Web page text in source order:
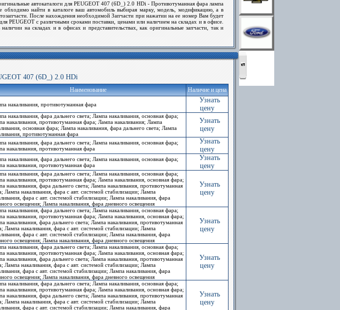
автокаталоги для PEUGEOT 407 (6D_) 2.0 HDi - Противотуманная фара лампа
найти в каталоге ваш автомобиль выбирая марку, модель, модификацию, а в
После нахождения необходимойЗапчастипри нажатии на ее номер Вам будет
PEUGEOTс различными сроками поставки, ценами или наличием на складах и в офисе.
на складах и в офисах и представительствах, как оригинальные запчасти, так и
407 (6D_) 2.0 HDi
Наименование Наличие и цена
накаливания, противотуманная фара
Узнать
цену
накаливания, фара дальнего света; Лампа накаливания, основная фара;
накаливания, противотуманная фара; Лампа накаливания; Лампа
основная фара; Лампа накаливания, фара дальнего света; Лампа
противотуманная фара
Узнать
цену
накаливания, фара дальнего света; Лампа накаливания, основная фара;
накаливания, противотуманная фара
Узнать
цену
накаливания, фара дальнего света; Лампа накаливания, основная фара;
накаливания, противотуманная фара
Узнать
цену
накаливания, фара дальнего света; Лампа накаливания, основная фара;
накаливания, противотуманная фара; Лампа накаливания, основная фара;
накаливания, фара дальнего света; Лампа накаливания, противотуманная
Лампа накаливания, фара с авт. системой стабилизации; Лампа
фара с авт. системой стабилизации; Лампа накаливания, фара
освещения; Лампа накаливания, фара дневного освещения
Узнать
цену
накаливания, фара дальнего света; Лампа накаливания, основная фара;
накаливания, противотуманная фара; Лампа накаливания, основная фара;
накаливания, фара дальнего света; Лампа накаливания, противотуманная
Лампа накаливания, фара с авт. системой стабилизации; Лампа
фара с авт. системой стабилизации; Лампа накаливания, фара
освещения; Лампа накаливания, фара дневного освещения
Узнать
цену
накаливания, фара дальнего света; Лампа накаливания, основная фара;
накаливания, противотуманная фара; Лампа накаливания, основная фара;
накаливания, фара дальнего света; Лампа накаливания, противотуманная
Лампа накаливания, фара с авт. системой стабилизации; Лампа
фара с авт. системой стабилизации; Лампа накаливания, фара
освещения; Лампа накаливания, фара дневного освещения
Узнать
цену
накаливания, фара дальнего света; Лампа накаливания, основная фара;
накаливания, противотуманная фара; Лампа накаливания, основная фара;
накаливания, фара дальнего света; Лампа накаливания, противотуманная
Лампа накаливания, фара с авт. системой стабилизации; Лампа
фара с авт. системой стабилизации; Лампа накаливания, фара
Узнать
цену